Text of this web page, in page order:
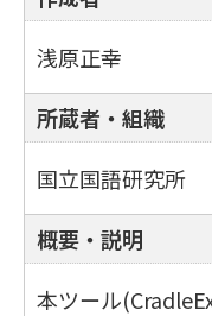
浅原正幸
所蔵者・組織
国立国語研究所
概要・説明
本ツール